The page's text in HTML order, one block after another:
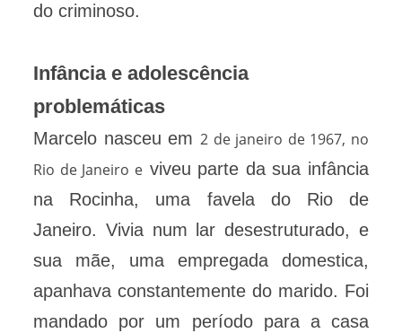
do criminoso.
Infância e adolescência
problemáticas
Marcelo nasceu em 2 de janeiro de 1967, no
Rio de Janeiro eviveu parte da sua infância
na Rocinha, uma favela do Rio de
Janeiro. Vivia num lar desestruturado, e
sua mãe, uma empregada domestica,
apanhava constantemente do marido. Foi
mandado por um período para a casa